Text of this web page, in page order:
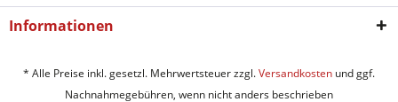
Informationen
* Alle Preise inkl. gesetzl. Mehrwertsteuer zzgl.Versandkosten und ggf.
Nachnahmegebühren, wenn nicht anders beschrieben